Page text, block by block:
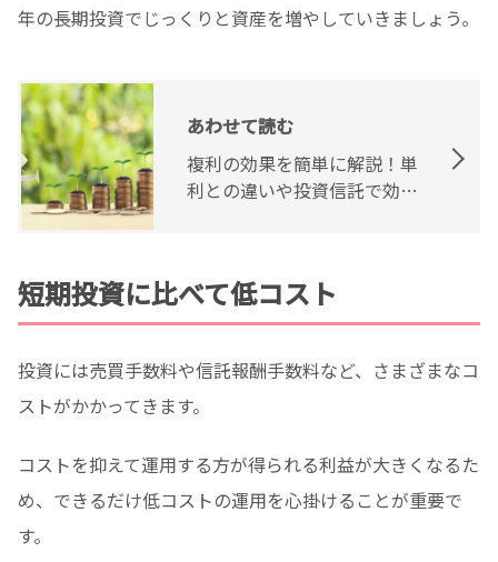
年の長期投資でじっくりと資産を増やしていきましょう。
あわせて読む
複利の効果を簡単に解説！単
利との違いや投資信託で効果
短期投資に比べて低コスト
投資には売買手数料や信託報酬手数料など、さまざまなコ
ストがかかってきます。
コストを抑えて運用する方が得られる利益が大きくなるた
め、できるだけ低コストの運用を心掛けることが重要で
す。